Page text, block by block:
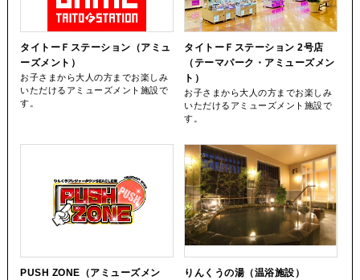
タイトーＦステーション（アミュ
ーズメント）
お子さまから大人の方までお楽しみ
いただけるアミューズメント施設で
す。
タイトーＦステーション 2号店
（テーマパーク・アミューズメン
ト）
お子さまから大人の方までお楽しみ
いただけるアミューズメント施設で
す。
PUSH ZONE（アミューズメン
りんくうの湯（温浴施設）